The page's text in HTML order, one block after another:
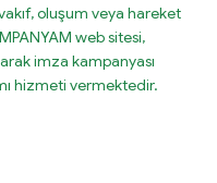
oluşum veya hareket
web sitesi,
imza kampanyası
hizmeti vermektedir.